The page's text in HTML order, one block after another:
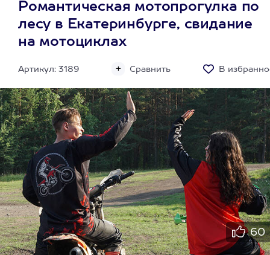
Романтическая мотопрогулка по
лесу в Екатеринбурге, свидание
на мотоциклах
Артикул: 3189 Сравнить В
60